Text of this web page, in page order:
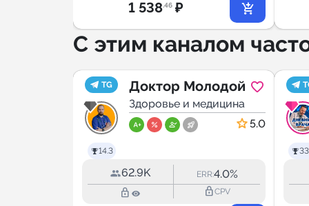
1 538.46 ₽
С этим каналом
TG
14.3
Доктор Молодой
Здоровье и медицина
5.0
62.9K ERR:4.0%
lock_outline lock_outlineCPV